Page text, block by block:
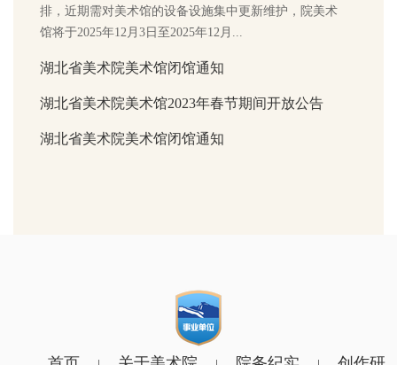
排，近期需对美术馆的设备设施集中更新维护，院美术
馆将于2025年12月3日至2025年12月...
湖北省美术院美术馆闭馆通知
湖北省美术院美术馆2023年春节期间开放公告
湖北省美术院美术馆闭馆通知